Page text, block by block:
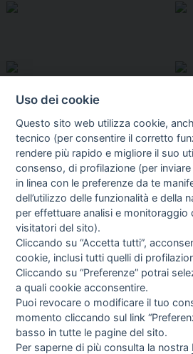
I libri
Uso dei cookie
Questo sito web utilizza cookie,
tecnico (per consentire il corretto
rendere più rapido e migliore il suo
consenso, di profilazione (per
in linea con le preferenze da te
dell’utilizzo delle funzionalità e della
per effettuare analisi e
visitatori del sito).
Cliccando su “Accetta tutti”,
cookie, inclusi tutti quelli di
Cliccando su “Preferenze” potrai
a quali cookie acconsentire.
Puoi revocare o modificare il tuo
momento cliccando sul link
basso in tutte le pagine del sito.
Per saperne di più consulta la nostra